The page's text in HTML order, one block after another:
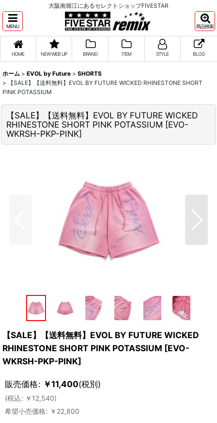
大阪南堀江にあるセレクトショップFIVESTAR
MENU 商品検索
HOME NEW WEB UP BRAND ITEM STYLE BLOG
ホーム > EVOL by Future > SHORTS
>
【SALE】【送料無料】EVOL BY FUTURE WICKED RHINESTONE SHORT
PINK POTASSIUM
【SALE】【送料無料】EVOL BY FUTURE WICKED
RHINESTONE SHORT PINK POTASSIUM [EVO-
WKRSH-PKP-PINK]
【SALE】【送料無料】EVOL BY FUTURE WICKED
RHINESTONE SHORT PINK POTASSIUM [EVO-
WKRSH-PKP-PINK]
販売価格: ￥11,400(税別)
(税込: ￥ 12,540)
希望小売価格: ￥ 22,800